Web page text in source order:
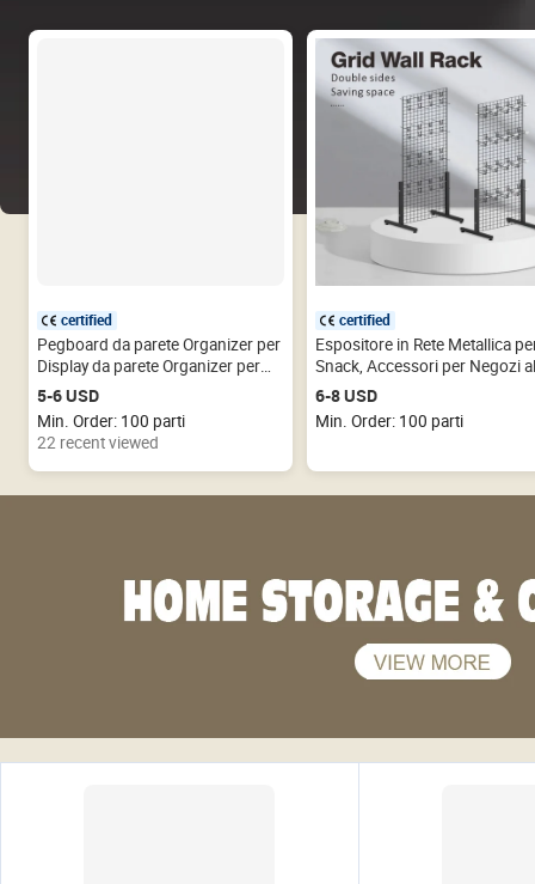
certified
Pegboard da parete Organizer per
Display da parete Organizer per
Garage Hardware Display da
Pegboard in metallo
5-6 USD
Min. Order: 100 parti
22 recent viewed
certified
Espositore in Rete Metallica
Snack, Accessori per Negozi al
Dettaglio, Stand Espositivo a
6-8 USD
Min. Order: 100 parti